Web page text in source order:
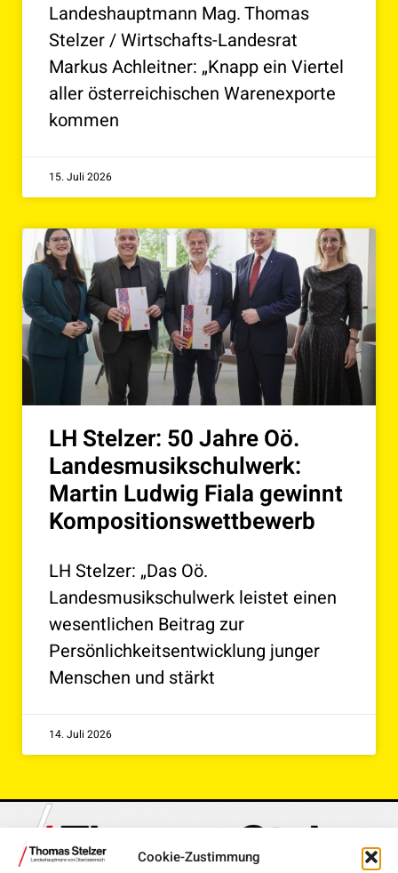
Cookie-Zustimmung
Landeshauptmann Mag. Thomas
Stelzer / Wirtschafts-Landesrat
Markus Achleitner: „Knapp ein Viertel
aller österreichischen Warenexporte
kommen
15. Juli 2026
LH Stelzer: 50 Jahre Oö.
Landesmusikschulwerk:
Martin Ludwig Fiala gewinnt
Kompositionswettbewerb
LH Stelzer: „Das Oö.
Landesmusikschulwerk leistet einen
wesentlichen Beitrag zur
Persönlichkeitsentwicklung junger
Menschen und stärkt
14. Juli 2026